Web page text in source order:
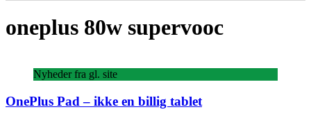
oneplus 80w supervooc
Nyheder fra gl. site
OnePlus Pad – ikke en billig tablet